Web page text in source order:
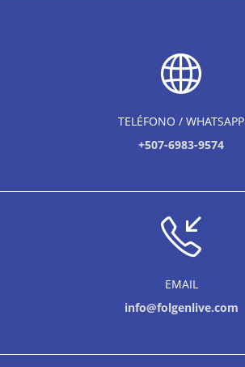
TELÉFONO / WHATSAPP
+507-6983-9574
EMAIL
info@folgenlive.com